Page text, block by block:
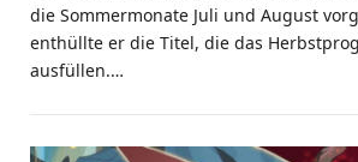
die Sommermonate Juli und August
enthüllte er die Titel, die das
ausfüllen.…